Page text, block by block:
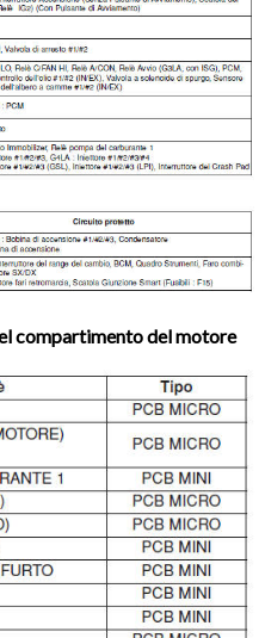
compartimento del motore